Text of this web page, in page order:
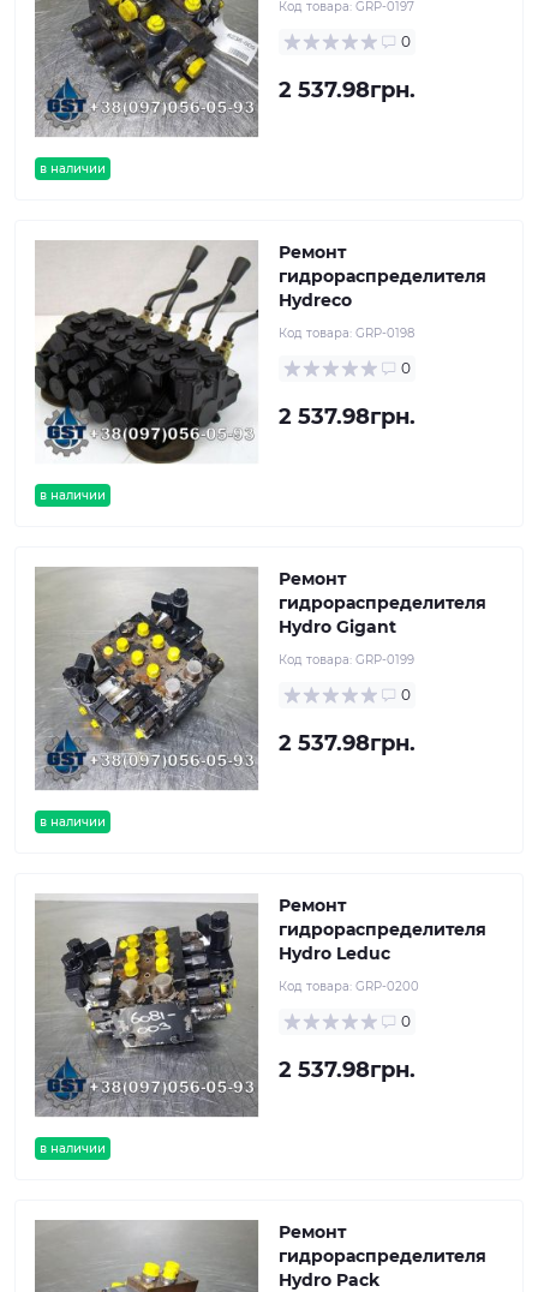
в наличии
Код товара: GRP-0197
0
2 537.98грн.
в наличии
Ремонт
гидрораспределителя
Hydreco
Код товара: GRP-0198
0
2 537.98грн.
в наличии
Ремонт
гидрораспределителя
Hydro Gigant
Код товара: GRP-0199
0
2 537.98грн.
в наличии
Ремонт
гидрораспределителя
Hydro Leduc
Код товара: GRP-0200
0
2 537.98грн.
Ремонт
гидрораспределителя
Hydro Pack